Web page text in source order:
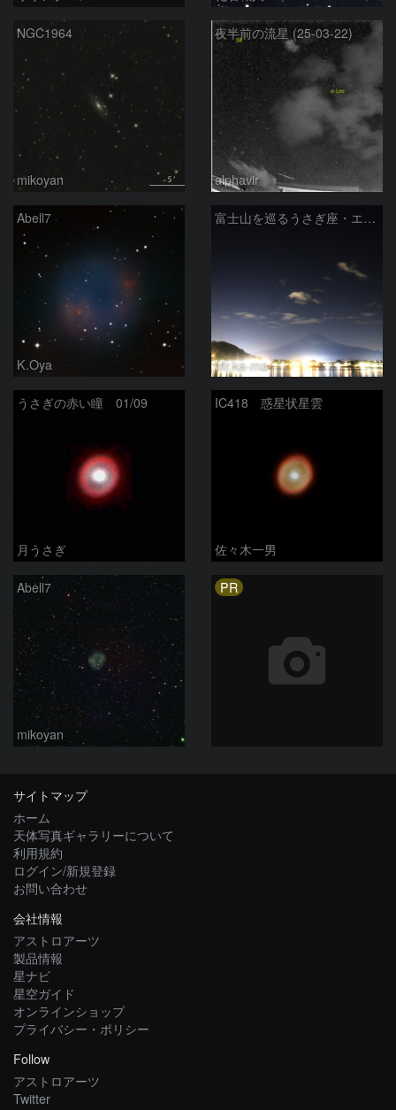
NGC1964
mikoyan
夜半前の流星 (25-03-22)
alphavir
Abell7
K.Oya
富士山を巡るうさぎ座・エリダヌス座
Mr.ka-ma-
うさぎの赤い瞳 01/09
月うさぎ
IC418 惑星状星雲
佐々木一男
Abell7
mikoyan
PR
サイトマップ
ホーム
天体写真ギャラリーについて
利用規約
ログイン/新規登録
お問い合わせ
会社情報
アストロアーツ
製品情報
星ナビ
星空ガイド
オンラインショップ
プライバシー・ポリシー
Follow
アストロアーツ
Twitter